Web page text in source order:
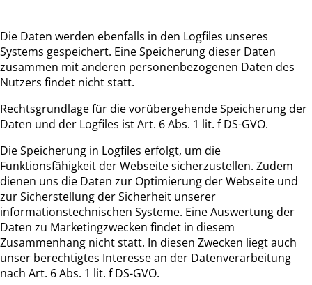
Die Daten werden ebenfalls in den Logfiles unseres
Systems gespeichert. Eine Speicherung dieser Daten
zusammen mit anderen personenbezogenen Daten des
Nutzers findet nicht statt.
Rechtsgrundlage für die vorübergehende Speicherung der
Daten und der Logfiles ist Art. 6 Abs. 1 lit. f DS-GVO.
Die Speicherung in Logfiles erfolgt, um die
Funktionsfähigkeit der Webseite sicherzustellen. Zudem
dienen uns die Daten zur Optimierung der Webseite und
zur Sicherstellung der Sicherheit unserer
informationstechnischen Systeme. Eine Auswertung der
Daten zu Marketingzwecken findet in diesem
Zusammenhang nicht statt. In diesen Zwecken liegt auch
unser berechtigtes Interesse an der Datenverarbeitung
nach Art. 6 Abs. 1 lit. f DS-GVO.